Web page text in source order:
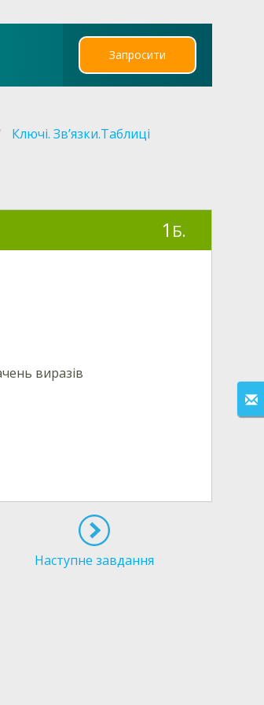
Запросити
Ключі. Зв’язки.Таблиці
1 Б.
виразів
Наступне завдання